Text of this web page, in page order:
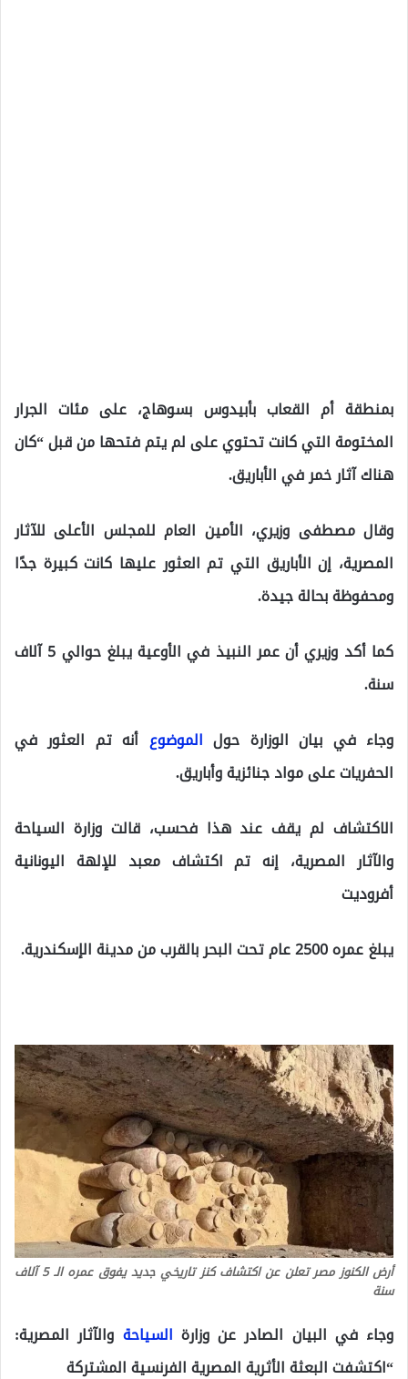
بمنطقة أم القعاب بأبيدوس بسوهاج، على مئات الجرار
المختومة التي كانت تحتوي على لم يتم فتحها من قبل “كان
هناك آثار خمر في الأباريق.
وقال مصطفى وزيري، الأمين العام للمجلس الأعلى للآثار
المصرية، إن الأباريق التي تم العثور عليها كانت كبيرة جدًا
ومحفوظة بحالة جيدة.
كما أكد وزيري أن عمر النبيذ في الأوعية يبلغ حوالي 5 آلاف
سنة.
وجاء في بيان الوزارة حول الموضوع أنه تم العثور في
الحفريات على مواد جنائزية وأباريق.
الاكتشاف لم يقف عند هذا فحسب، قالت وزارة السياحة
والآثار المصرية، إنه تم اكتشاف معبد للإلهة اليونانية
أفروديت
يبلغ عمره 2500 عام تحت البحر بالقرب من مدينة الإسكندرية.
أرض الكنوز مصر تعلن عن اكتشاف كنز تاريخي جديد يفوق عمره الـ 5 آلاف
سنة
وجاء في البيان الصادر عن وزارة السياحة والآثار المصرية:
“اكتشفت البعثة الأثرية المصرية الفرنسية المشتركة